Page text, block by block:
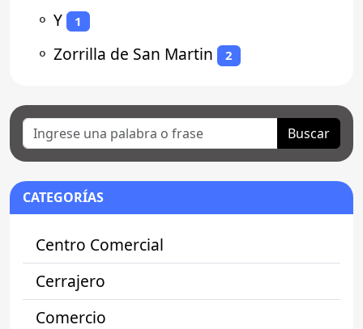
⚬ Y 1
⚬ Zorrilla de San Martin 2
Buscar
CATEGORÍAS
Centro Comercial
Cerrajero
Comercio